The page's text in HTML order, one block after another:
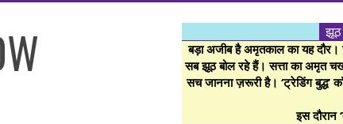
झूठ
बड़ा अजीब है अमृतकाल का यह दौर।
सब झूठ बोल रहे हैं। सत्ता का अमृत
सच जानना ज़रूरी है। ‘ट्रेडिंग
इस दौरान